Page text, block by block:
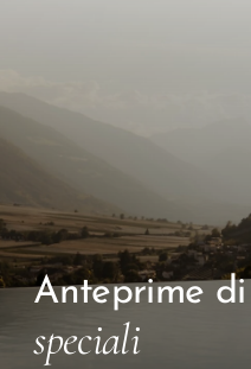
Anteprime di
speciali